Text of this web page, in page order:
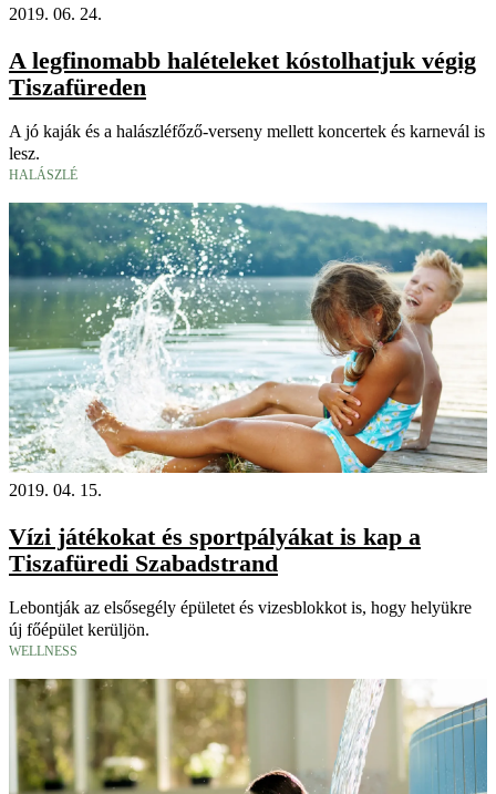
2019. 06. 24.
A legfinomabb halételeket kóstolhatjuk végig
Tiszafüreden
A jó kaják és a halászléfőző-verseny mellett koncertek és karnevál is
lesz.
HALÁSZLÉ
2019. 04. 15.
Vízi játékokat és sportpályákat is kap a
Tiszafüredi Szabadstrand
Lebontják az elsősegély épületet és vizesblokkot is, hogy helyükre
új főépület kerüljön.
WELLNESS